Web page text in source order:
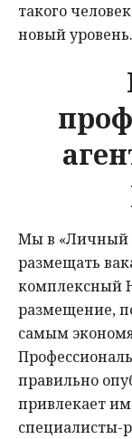
такого
новый уровень.
Мы в «Личный
размещать
комплексный
размещение,
самым
правильно
привлекает
специалисты-